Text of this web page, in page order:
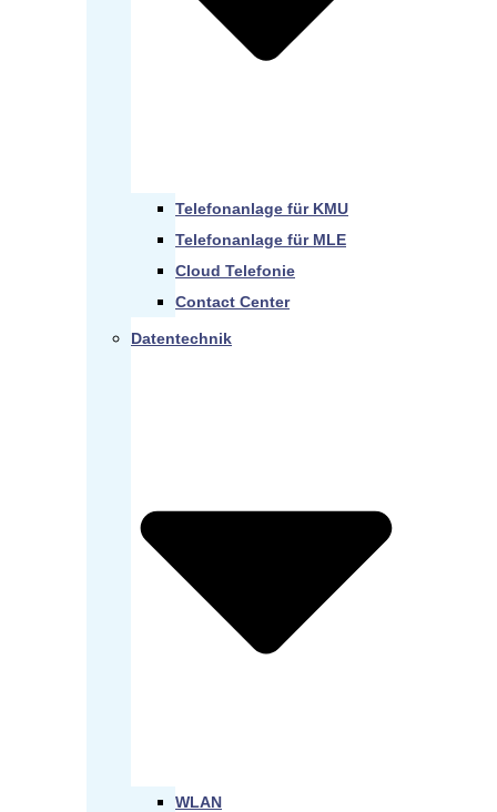
Telefonanlage für KMU
Telefonanlage für MLE
Cloud Telefonie
Contact Center
Datentechnik
WLAN